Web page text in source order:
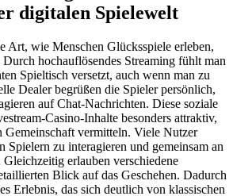
digitalen Spielewelt
Art, wie Menschen Glücksspiele erleben,
hochauflösendes Streaming fühlt man
Spieltisch versetzt, auch wenn man zu
Dealer begrüßen die Spieler persönlich,
auf Chat-Nachrichten. Diese soziale
Casino-Inhalte besonders attraktiv,
Gemeinschaft vermitteln. Viele Nutzer
Spielern zu interagieren und gemeinsam an
erlauben verschiedene
Blick auf das Geschehen. Dadurch
Erlebnis, das sich deutlich von klassischen